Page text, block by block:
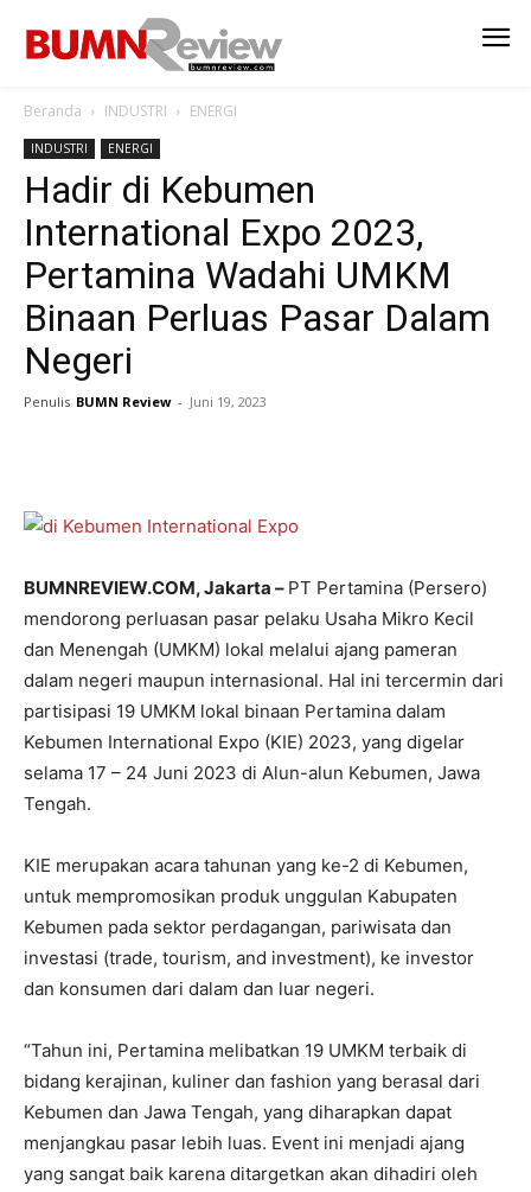
Beranda INDUSTRI ENERGI
INDUSTRI ENERGI
Hadir di Kebumen
International Expo 2023,
Pertamina Wadahi UMKM
Binaan Perluas Pasar Dalam
Negeri
Penulis BUMN Review - Juni 19, 2023
BUMNREVIEW.COM, Jakarta – PT Pertamina (Persero)
mendorong perluasan pasar pelaku Usaha Mikro Kecil
dan Menengah (UMKM) lokal melalui ajang pameran
dalam negeri maupun internasional. Hal ini tercermin dari
partisipasi 19 UMKM lokal binaan Pertamina dalam
Kebumen International Expo (KIE) 2023, yang digelar
selama 17 – 24 Juni 2023 di Alun-alun Kebumen, Jawa
Tengah.
KIE merupakan acara tahunan yang ke-2 di Kebumen,
untuk mempromosikan produk unggulan Kabupaten
Kebumen pada sektor perdagangan, pariwisata dan
investasi (trade, tourism, and investment), ke investor
dan konsumen dari dalam dan luar negeri.
“Tahun ini, Pertamina melibatkan 19 UMKM terbaik di
bidang kerajinan, kuliner dan fashion yang berasal dari
Kebumen dan Jawa Tengah, yang diharapkan dapat
menjangkau pasar lebih luas. Event ini menjadi ajang
yang sangat baik karena ditargetkan akan dihadiri oleh